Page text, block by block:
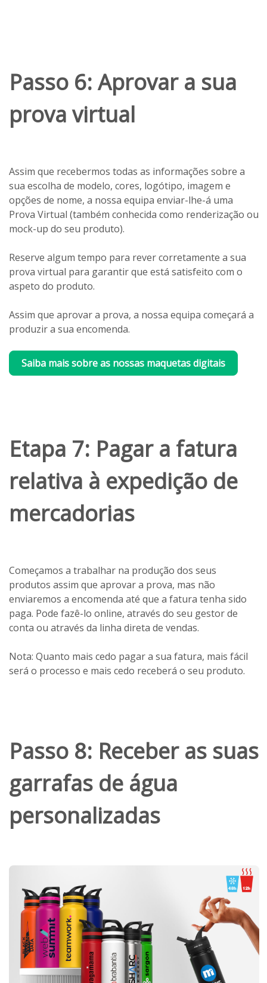
Passo 6: Aprovar a sua
prova virtual
Assim que recebermos todas as informações sobre a
sua escolha de modelo, cores, logótipo, imagem e
opções de nome, a nossa equipa enviar-lhe-á uma
Prova Virtual (também conhecida como renderização ou
mock-up do seu produto).
Reserve algum tempo para rever corretamente a sua
prova virtual para garantir que está satisfeito com o
aspeto do produto.
Assim que aprovar a prova, a nossa equipa começará a
produzir a sua encomenda.
Saiba mais sobre as nossas maquetas digitais
Etapa 7: Pagar a fatura
relativa à expedição de
mercadorias
Começamos a trabalhar na produção dos seus
produtos assim que aprovar a prova, mas não
enviaremos a encomenda até que a fatura tenha sido
paga. Pode fazê-lo online, através do seu gestor de
conta ou através da linha direta de vendas.
Nota: Quanto mais cedo pagar a sua fatura, mais fácil
será o processo e mais cedo receberá o seu produto.
Passo 8: Receber as suas
garrafas de água
personalizadas